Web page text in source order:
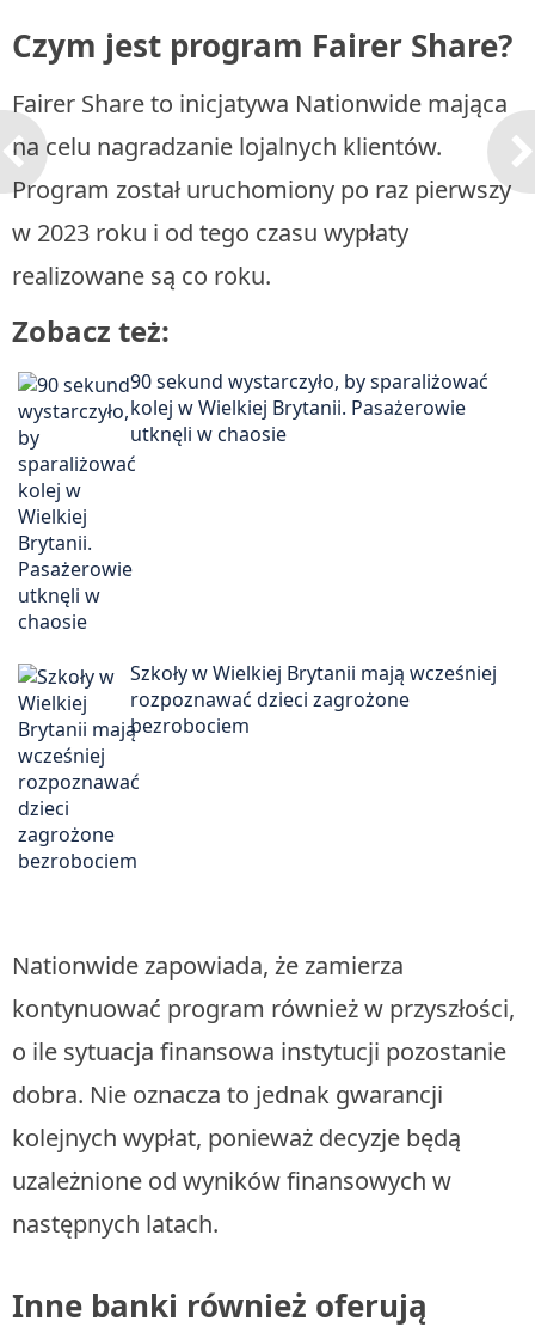
Czym jest program Fairer Share?
Fairer Share to inicjatywa Nationwide mająca
na celu nagradzanie lojalnych klientów.
Program został uruchomiony po raz pierwszy
w 2023 roku i od tego czasu wypłaty
realizowane są co roku.
Zobacz też:
90 sekund wystarczyło, by sparaliżować
kolej w Wielkiej Brytanii. Pasażerowie
utknęli w chaosie
Szkoły w Wielkiej Brytanii mają wcześniej
rozpoznawać dzieci zagrożone
bezrobociem
Nationwide zapowiada, że zamierza
kontynuować program również w przyszłości,
o ile sytuacja finansowa instytucji pozostanie
dobra. Nie oznacza to jednak gwarancji
kolejnych wypłat, ponieważ decyzje będą
uzależnione od wyników finansowych w
następnych latach.
Inne banki również oferują